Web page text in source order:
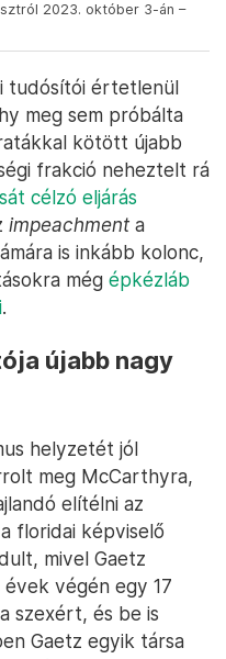
2023. október 3-án –
tudósítói értetlenül
meg sem próbálta
kötött újabb
frakció neheztelt rá
célzó eljárás
impeachment a
is inkább kolonc,
még épkézláb
.
újabb nagy
helyzetét jól
meg McCarthyra,
elítélni az
floridai képviselő
mivel Gaetz
évek végén egy 17
szexért, és be is
Gaetz egyik társa